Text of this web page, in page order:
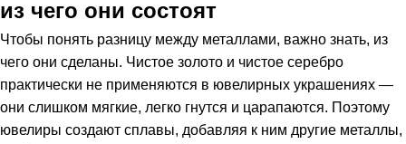
из чего они состоят
Чтобы понять разницу между металлами, важно знать, из
чего они сделаны. Чистое золото и чистое серебро
практически не применяются в ювелирных украшениях —
они слишком мягкие, легко гнутся и царапаются. Поэтому
ювелиры создают сплавы, добавляя к ним другие металлы,